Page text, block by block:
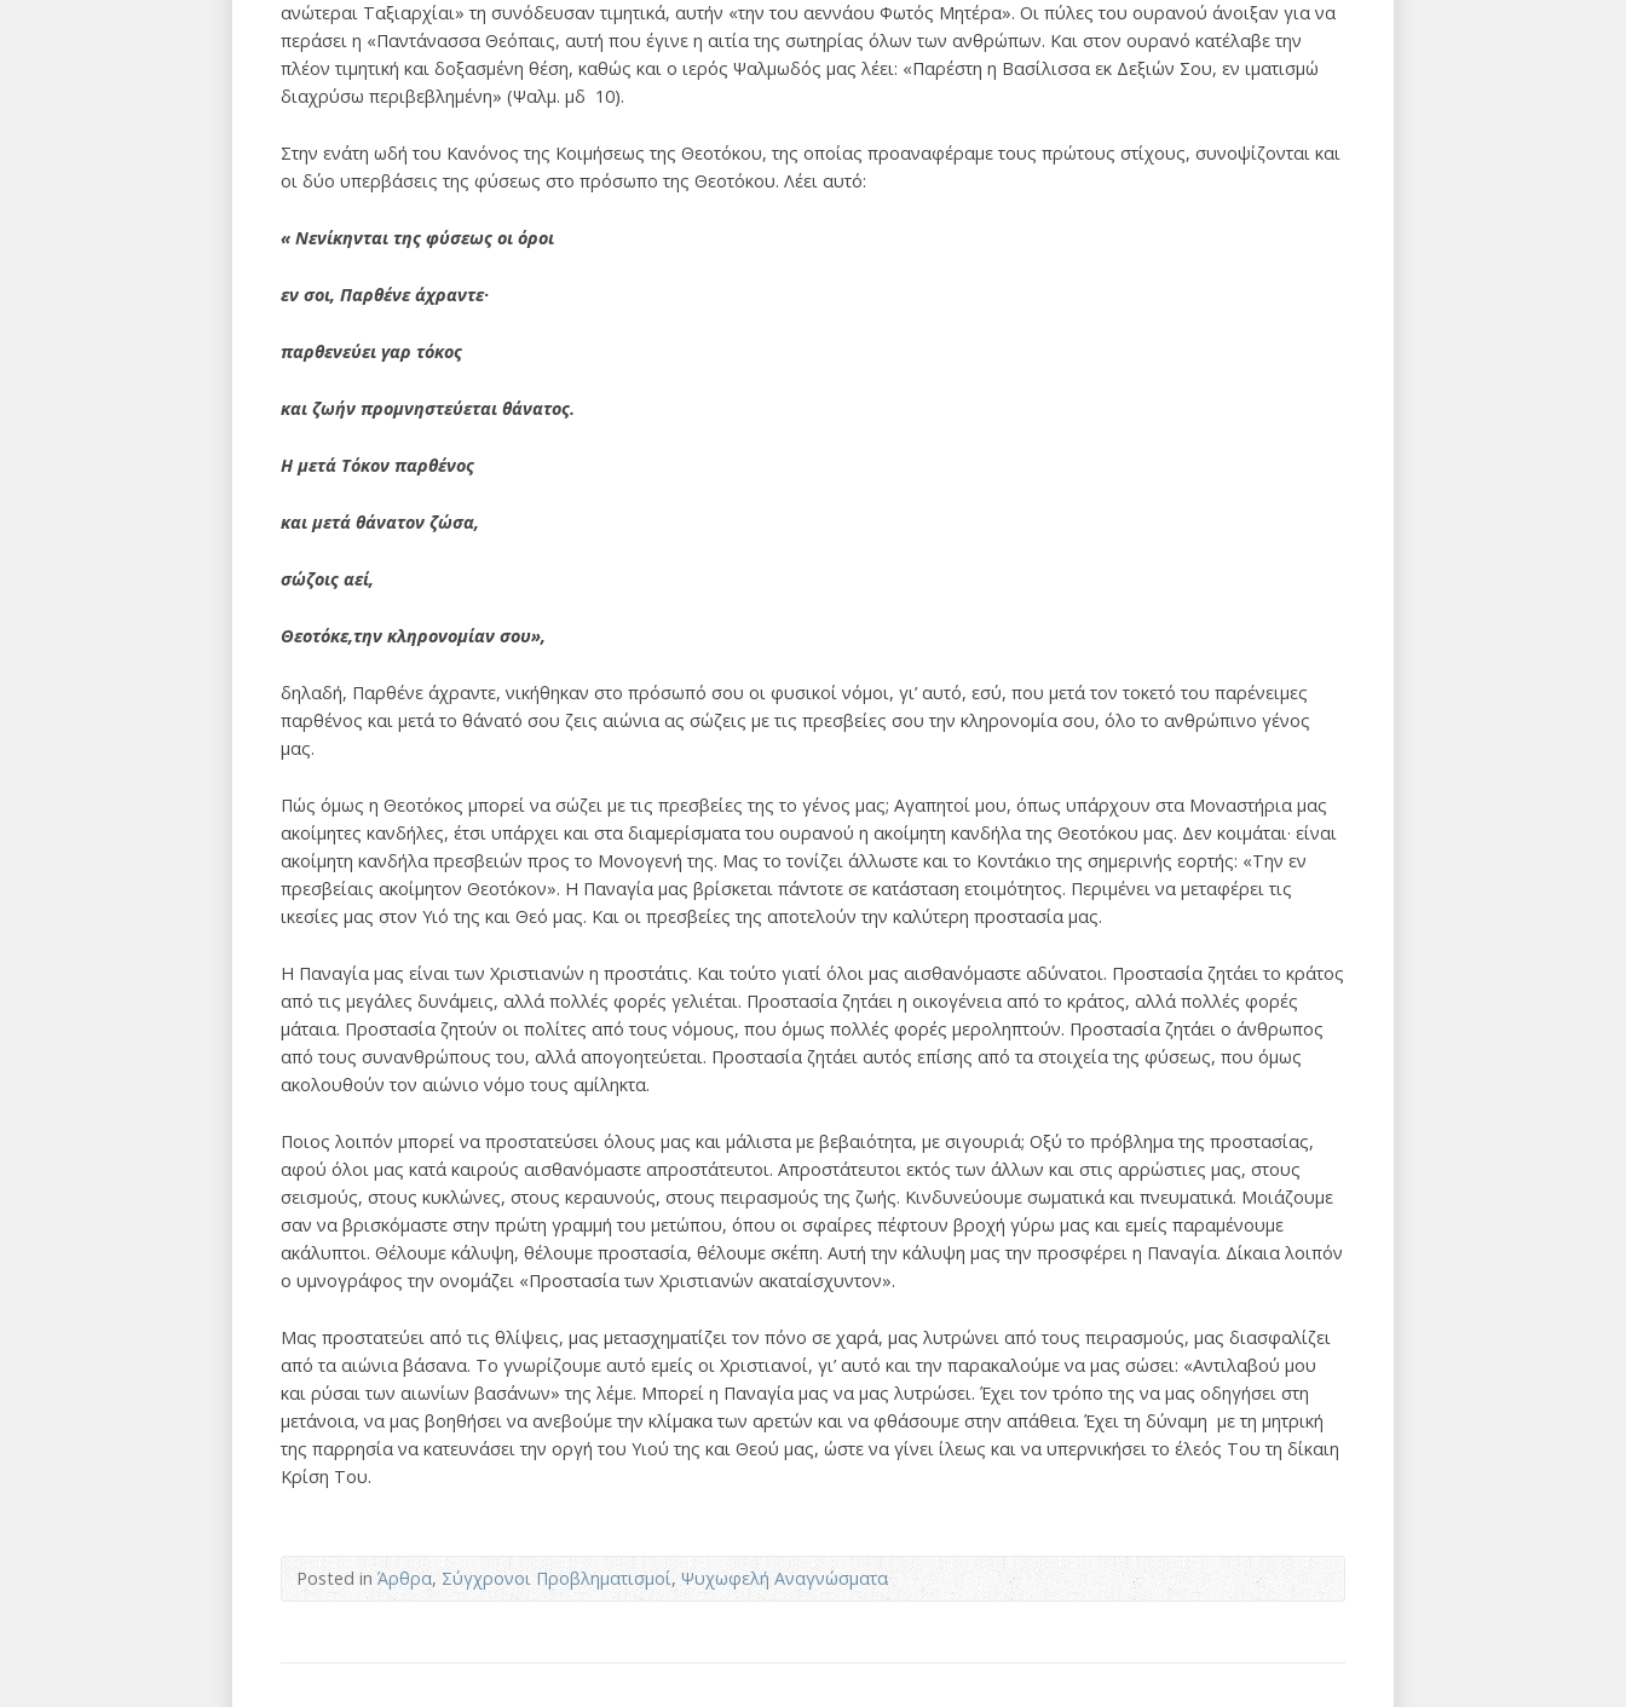
ανώτεραι Ταξιαρχίαι» τη συνόδευσαν τιμητικά, αυτήν «την του αεννάου Φωτός Μητέρα». Οι πύλες του ουρανού άνοιξαν για να
περάσει η «Παντάνασσα Θεόπαις, αυτή που έγινε η αιτία της σωτηρίας όλων των ανθρώπων. Και στον ουρανό κατέλαβε την
πλέον τιμητική και δοξασμένη θέση, καθώς και ο ιερός Ψαλμωδός μας λέει: «Παρέστη η Βασίλισσα εκ Δεξιών Σου, εν ιματισμώ
διαχρύσω περιβεβλημένη» (Ψαλμ. μδ 10).
Στην ενάτη ωδή του Κανόνος της Κοιμήσεως της Θεοτόκου, της οποίας προαναφέραμε τους πρώτους στίχους, συνοψίζονται και
οι δύο υπερβάσεις της φύσεως στο πρόσωπο της Θεοτόκου. Λέει αυτό:
« Νενίκηνται της φύσεως οι όροι
εν σοι, Παρθένε άχραντε·
παρθενεύει γαρ τόκος
και ζωήν προμνηστεύεται θάνατος.
Η μετά Τόκον παρθένος
και μετά θάνατον ζώσα,
σώζοις αεί,
Θεοτόκε,την κληρονομίαν σου»,
δηλαδή, Παρθένε άχραντε, νικήθηκαν στο πρόσωπό σου οι φυσικοί νόμοι, γι’ αυτό, εσύ, που μετά τον τοκετό του παρένειμες
παρθένος και μετά το θάνατό σου ζεις αιώνια ας σώζεις με τις πρεσβείες σου την κληρονομία σου, όλο το ανθρώπινο γένος
μας.
Πώς όμως η Θεοτόκος μπορεί να σώζει με τις πρεσβείες της το γένος μας; Αγαπητοί μου, όπως υπάρχουν στα Μοναστήρια μας
ακοίμητες κανδήλες, έτσι υπάρχει και στα διαμερίσματα του ουρανού η ακοίμητη κανδήλα της Θεοτόκου μας. Δεν κοιμάται· είναι
ακοίμητη κανδήλα πρεσβειών προς το Μονογενή της. Μας το τονίζει άλλωστε και το Κοντάκιο της σημερινής εορτής: «Την εν
πρεσβείαις ακοίμητον Θεοτόκον». Η Παναγία μας βρίσκεται πάντοτε σε κατάσταση ετοιμότητος. Περιμένει να μεταφέρει τις
ικεσίες μας στον Υιό της και Θεό μας. Και οι πρεσβείες της αποτελούν την καλύτερη προστασία μας.
Η Παναγία μας είναι των Χριστιανών η προστάτις. Και τούτο γιατί όλοι μας αισθανόμαστε αδύνατοι. Προστασία ζητάει το κράτος
από τις μεγάλες δυνάμεις, αλλά πολλές φορές γελιέται. Προστασία ζητάει η οικογένεια από το κράτος, αλλά πολλές φορές
μάταια. Προστασία ζητούν οι πολίτες από τους νόμους, που όμως πολλές φορές μεροληπτούν. Προστασία ζητάει ο άνθρωπος
από τους συνανθρώπους του, αλλά απογοητεύεται. Προστασία ζητάει αυτός επίσης από τα στοιχεία της φύσεως, που όμως
ακολουθούν τον αιώνιο νόμο τους αμίληκτα.
Ποιος λοιπόν μπορεί να προστατεύσει όλους μας και μάλιστα με βεβαιότητα, με σιγουριά; Οξύ το πρόβλημα της προστασίας,
αφού όλοι μας κατά καιρούς αισθανόμαστε απροστάτευτοι. Απροστάτευτοι εκτός των άλλων και στις αρρώστιες μας, στους
σεισμούς, στους κυκλώνες, στους κεραυνούς, στους πειρασμούς της ζωής. Κινδυνεύουμε σωματικά και πνευματικά. Μοιάζουμε
σαν να βρισκόμαστε στην πρώτη γραμμή του μετώπου, όπου οι σφαίρες πέφτουν βροχή γύρω μας και εμείς παραμένουμε
ακάλυπτοι. Θέλουμε κάλυψη, θέλουμε προστασία, θέλουμε σκέπη. Αυτή την κάλυψη μας την προσφέρει η Παναγία. Δίκαια λοιπόν
ο υμνογράφος την ονομάζει «Προστασία των Χριστιανών ακαταίσχυντον».
Μας προστατεύει από τις θλίψεις, μας μετασχηματίζει τον πόνο σε χαρά, μας λυτρώνει από τους πειρασμούς, μας διασφαλίζει
από τα αιώνια βάσανα. Το γνωρίζουμε αυτό εμείς οι Χριστιανοί, γι’ αυτό και την παρακαλούμε να μας σώσει: «Αντιλαβού μου
και ρύσαι των αιωνίων βασάνων» της λέμε. Μπορεί η Παναγία μας να μας λυτρώσει. Έχει τον τρόπο της να μας οδηγήσει στη
μετάνοια, να μας βοηθήσει να ανεβούμε την κλίμακα των αρετών και να φθάσουμε στην απάθεια. Έχει τη δύναμη με τη μητρική
της παρρησία να κατευνάσει την οργή του Υιού της και Θεού μας, ώστε να γίνει ίλεως και να υπερνικήσει το έλεός Του τη δίκαιη
Κρίση Του.
Posted inΆρθρα,Σύγχρονοι Προβληματισμοί, Ψυχωφελή Αναγνώσματα